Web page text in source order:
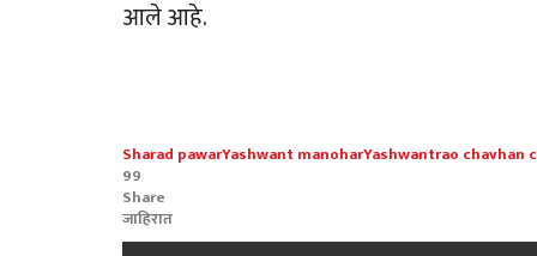
आले आहे.
Sharad pawarYashwant manoharYashwantrao chavhan
99
Share
जाहिरात